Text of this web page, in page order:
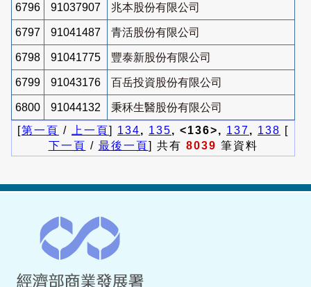
6796 91037907 兆本股份有限公司
6797 91041487 青活股份有限公司
6798 91041775 豐泰新股份有限公司
6799 91043176 百岳投資股份有限公司
6800 91044132
秉秝生醫股份有限公司
[第一頁 / 上一頁] 134, 135, <136>, 137, 138 [
下一頁 / 最後一頁] 共有 8039 筆資料